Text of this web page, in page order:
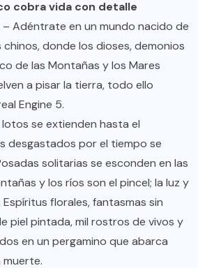
cobra vida con detalle
– Adéntrate en un mundo nacido de
donde los dioses, demonios
de las Montañas y los Mares
a pisar la tierra, todo ello
Engine 5.
se extienden hasta el
desgastados por el tiempo se
solitarias se esconden en las
y los ríos son el pincel; la luz y
florales, fantasmas sin
piel pintada, mil rostros de vivos y
en un pergamino que abarca
muerte.